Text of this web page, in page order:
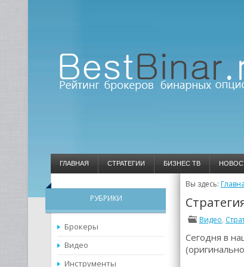
ГЛАВНАЯ СТРАТЕГИИ БИЗНЕС ТВ
РУБРИКИ
Брокеры
Видео
Инструменты
Вы здесь:
Видео,
Сегодня в